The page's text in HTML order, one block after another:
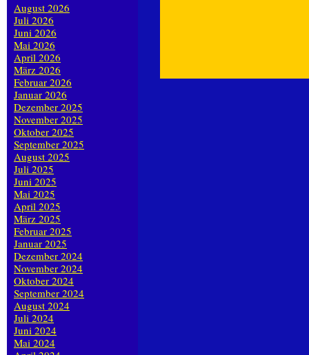
August 2026
Juli 2026
Juni 2026
Mai 2026
April 2026
März 2026
Februar 2026
Januar 2026
Dezember 2025
November 2025
Oktober 2025
September 2025
August 2025
Juli 2025
Juni 2025
Mai 2025
April 2025
März 2025
Februar 2025
Januar 2025
Dezember 2024
November 2024
Oktober 2024
September 2024
August 2024
Juli 2024
Juni 2024
Mai 2024